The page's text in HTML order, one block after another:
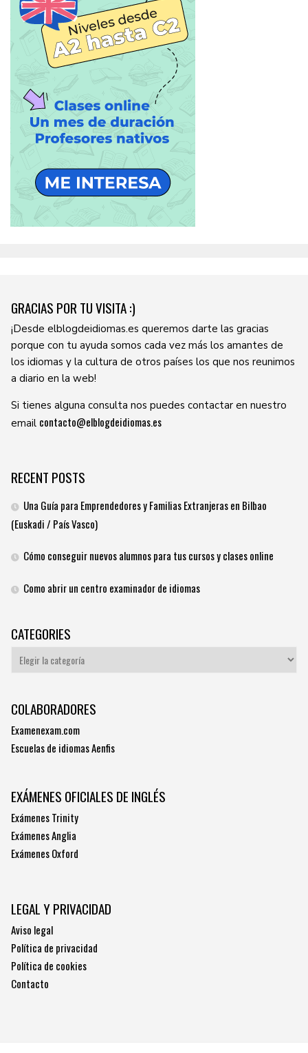
GRACIAS POR TU VISITA :)
¡Desde elblogdeidiomas.es queremos darte las gracias
porque con tu ayuda somos cada vez más los amantes de
los idiomas y la cultura de otros países los que nos reunimos
a diario en la web!
Si tienes alguna consulta nos puedes contactar en nuestro
email contacto@elblogdeidiomas.es
RECENT POSTS
Una Guía para Emprendedores y Familias Extranjeras en Bilbao
(Euskadi / País Vasco)
Cómo conseguir nuevos alumnos para tus cursos y clases online
Como abrir un centro examinador de idiomas
CATEGORIES
Categories
COLABORADORES
Examenexam.com
Escuelas de idiomas Aenfis
EXÁMENES OFICIALES DE INGLÉS
Exámenes Trinity
Exámenes Anglia
Exámenes Oxford
LEGAL Y PRIVACIDAD
Aviso legal
Política de privacidad
Política de cookies
Contacto